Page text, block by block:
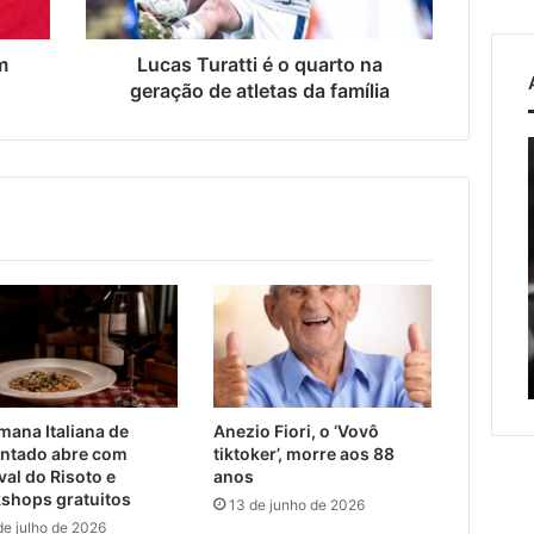
de
atletas
família
Lucas Turatti é o quarto na
geração de atletas da família
Italiana de
abre com
do Risoto e
gratuitos
julho de 2026
Anezio Fiori, o ‘Vovô
tiktoker’, morre aos 88
anos
13 de junho de 2026
mais que dobra e
metade das
externas do
entre
é
liberada
após
serviços
de
manutenção
7 de agosto de 2026
Estrada entre Roca Sales e
Muçum é liberada após
serviços de manutenção